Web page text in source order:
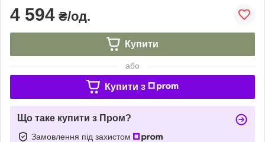
4 594 ₴/од.
Купити
або
Купити з
Що таке купити з Пром?
Замовлення під захистом